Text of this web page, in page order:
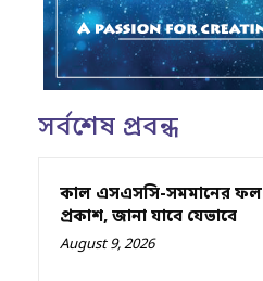
সর্বশেষ প্রবন্ধ
কাল এসএসসি-সমমানের ফল
প্রকাশ, জানা যাবে যেভাবে
August 9, 2026